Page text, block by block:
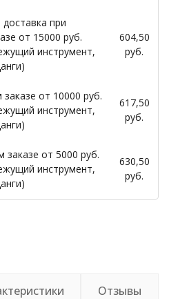
при
от 15000 руб.
инструмент,
604,50
руб.
от 10000 руб.
инструмент,
617,50
руб.
заказе от 5000 руб.
инструмент,
630,50
руб.
Отзывы